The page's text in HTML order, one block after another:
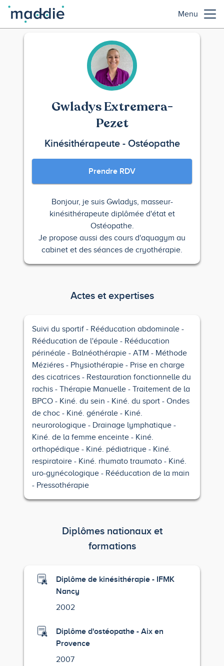
Menu
Gwladys Extremera-
Pezet
Kinésithérapeute - Ostéopathe
Prendre RDV
Bonjour, je suis Gwladys, masseur-
kinésithérapeute diplômée d'état et
Ostéopathe.
Je propose aussi des cours d'aquagym au
cabinet et des séances de cryothérapie.
Actes et expertises
Suivi du sportif
Rééducation abdominale
Rééducation de l'épaule
Rééducation
périnéale
Balnéothérapie ATM
Méthode
Méziéres
Physiothérapie
Prise en charge
des cicatrices
Restauration fonctionnelle du
rachis
Thérapie Manuelle
Traitement de la
BPCO
Kiné. du sein Kiné. du sport
Ondes
de choc
Kiné. générale
Kiné.
neurorologique
Drainage lymphatique
Kiné. de la femme enceinte
Kiné.
orthopédique
Kiné. pédiatrique
Kiné.
respiratoire
Kiné. rhumato traumato
Kiné.
uro-gynécologique
Rééducation de la main
Pressothérapie
Diplômes nationaux et
formations
Diplôme de kinésithérapie - IFMK
Nancy
2002
Diplôme d'ostéopathe - Aix en
Provence
2007